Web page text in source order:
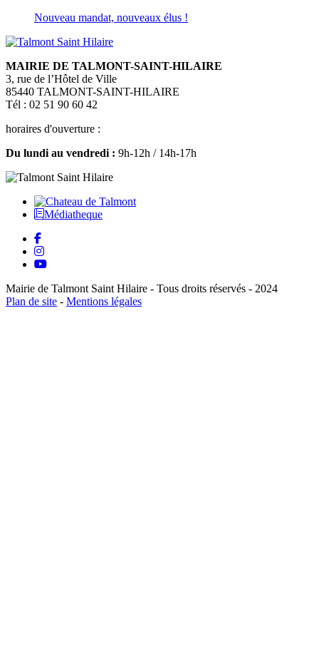
Nouveau mandat, nouveaux élus !
MAIRIE DE TALMONT-SAINT-HILAIRE
3, rue de l’Hôtel de Ville
85440 TALMONT-SAINT-HILAIRE
Tél : 02 51 90 60 42
horaires d'ouverture :
Du lundi au vendredi : 9h-12h / 14h-17h
Médiatheque
Mairie de Talmont Saint Hilaire - Tous droits réservés - 2024
Plan de site - Mentions légales